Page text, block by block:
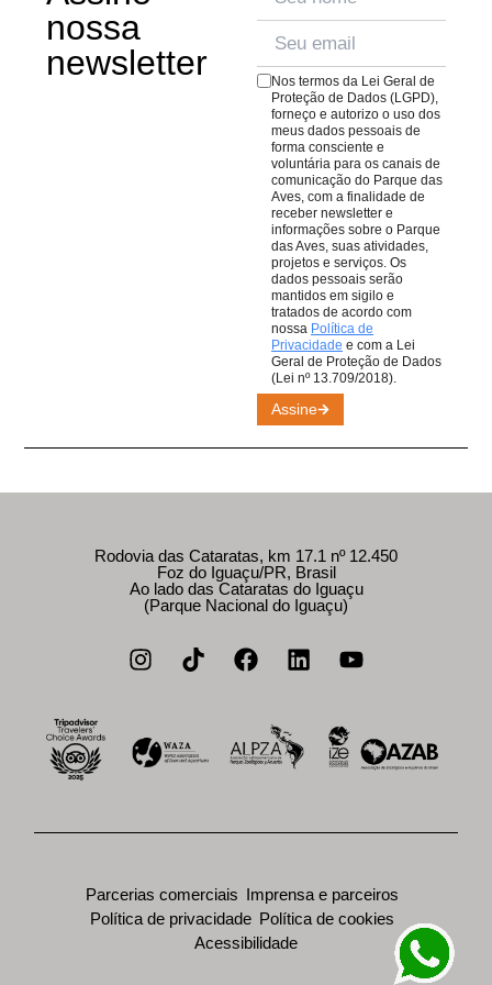
repleto de pratos e quitutes para todos os gostos.
cardápio aqui;
, com cafés, lanches e sobremesas
para comer ou levar. Lembrando que todas as compras
em nossos restaurantes ajudam nosso trabalho de
conservação de aves da Mata Atlântica.
conexão ainda mais imersiva com a natureza.
nossa
newsletter
Assine
Nos termos da Lei Geral de
Proteção de Dados (LGPD),
forneço e autorizo o uso dos
meus dados pessoais de
forma consciente e
voluntária para os canais de
comunicação do Parque das
Aves, com a finalidade de
receber newsletter e
informações sobre o Parque
das Aves, suas atividades,
projetos e serviços. Os
dados pessoais serão
mantidos em sigilo e
tratados de acordo com
nossa Política de
Privacidade e com a Lei
Geral de Proteção de Dados
(Lei nº 13.709/2018).
Rodovia das Cataratas, km 17.1 nº 12.450
Foz do Iguaçu/PR, Brasil
Ao lado das Cataratas do Iguaçu
(Parque Nacional do Iguaçu)
Parcerias comerciais Imprensa e parceiros
Política de privacidade Política de cookies
Acessibilidade